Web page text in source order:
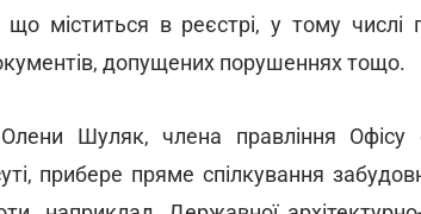
що міститься в реєстрі, у тому числі
допущених порушеннях тощо.
Шуляк, члена правління Офісу
прибере пряме спілкування